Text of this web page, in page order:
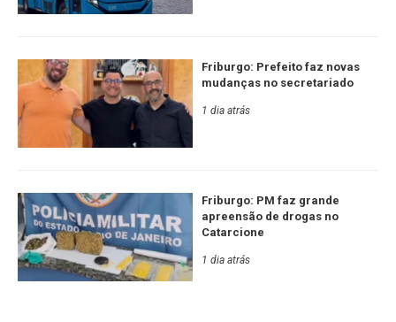
Friburgo: Prefeito faz novas
mudanças no secretariado
1 dia atrás
Friburgo: PM faz grande
apreensão de drogas no
Catarcione
1 dia atrás